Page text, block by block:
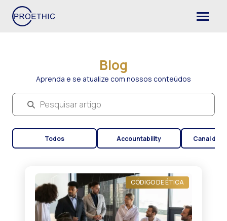
Blog
Aprenda e se atualize com nossos conteúdos
Pesquisar artigo
Todos Accountability Canal de
CÓDIGO DE ÉTICA